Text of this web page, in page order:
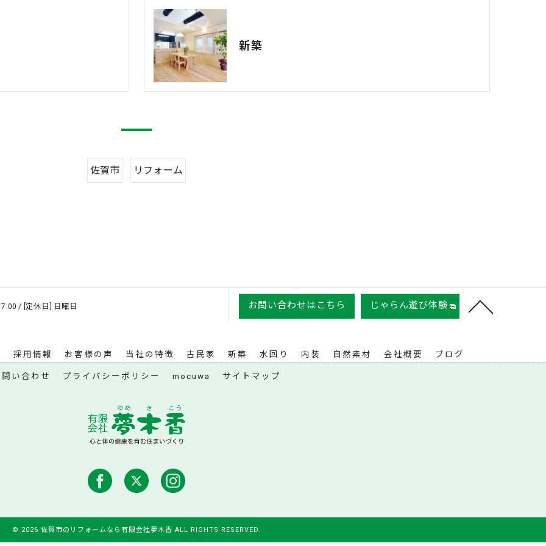
新築
佐賀市 リフォーム
/ [定休日] 日曜日 お問い合わせはこちら じゃらん遊び体験
採用情報 お客様の声 当社の特徴 古民家 新築 水回り 内装 自然素材 会社概要 ブログ
い合わせ プライバシーポリシー mocuwa サイトマップ
© 2026 佐賀市のリフォームなら有限会社夢木香 ALL RIGHTS RESERVED.